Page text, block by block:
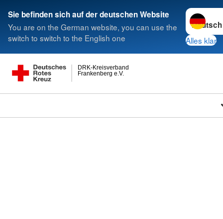
Sie befinden sich auf der deutschen Website
You are on the German website, you can use the
switch to switch to the English one
Sprache
Alles klar
Frankenberg e.V.
DRK-Kreisverband